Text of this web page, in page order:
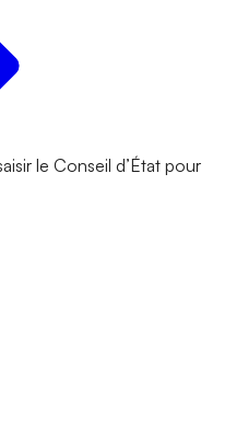
le Conseil d’État pour